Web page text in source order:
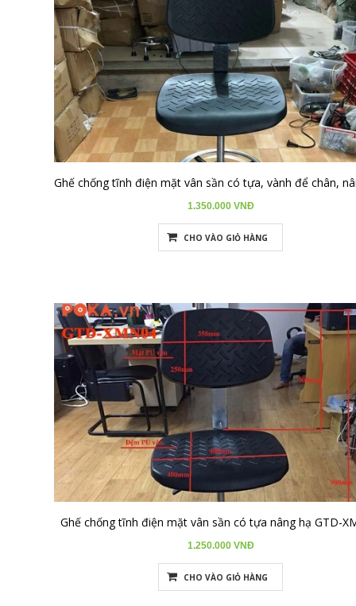
chống tĩnh điện phòng sạch
ghế chống tĩnh điện da PU; ghế chống tĩnh điện PVC; ghế chống
tĩnh điện nhựa đúc; ghế chống tĩnh điện giả da; ghế chống tĩnh
điện xốp PU
ghế chống tĩnh điện có tựa lưng; ghế chống tĩnh điện không tựa;
ghế chống tĩnh điện mặt tròn; ghế chống tĩnh điện lưng tựa; ghế
chống tĩnh điện xoay; ghế chống tĩnh điện cố định; ghế chống
tĩnh điện bánh xe; ghế chống tĩnh điện có vành nghỉ chân; ghế
chống tĩnh điện không bánh xe; ghế làm việc chống tĩnh điện; ghế
cho công nhân điện tử; ghế xưởng điện tử; ghế phòng thí nghiệm
chống tĩnh điện; ghế ESD cho phòng sạch
giá ghế chống tĩnh điện; mua ghế chống tĩnh điện ở đâu; tiêu
chuẩn ghế chống tĩnh điện; công ty cung cấp ghế chống tĩnh điện
chất lượng; địa chỉ bán ghế chống tĩnh điện uy tín; ghế chống tĩnh
1.350.000 VNĐ
CHO VÀO GIỎ HÀNG
Ghế chống tĩnh điện mặt vân sần có tựa nâng hạ GTD-
1.250.000 VNĐ
CHO VÀO GIỎ HÀNG